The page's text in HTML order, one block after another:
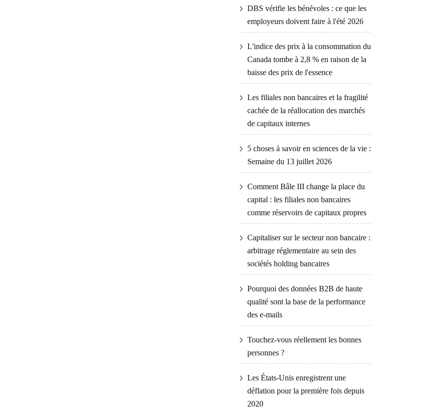
DBS vérifie les bénévoles : ce que les
employeurs doivent faire à l'été 2026
L'indice des prix à la consommation du
Canada tombe à 2,8 % en raison de la
baisse des prix de l'essence
Les filiales non bancaires et la fragilité
cachée de la réallocation des marchés
de capitaux internes
5 choses à savoir en sciences de la vie :
Semaine du 13 juillet 2026
Comment Bâle III change la place du
capital : les filiales non bancaires
comme réservoirs de capitaux propres
Capitaliser sur le secteur non bancaire :
arbitrage réglementaire au sein des
sociétés holding bancaires
Pourquoi des données B2B de haute
qualité sont la base de la performance
des e-mails
Touchez-vous réellement les bonnes
personnes ?
Les États-Unis enregistrent une
déflation pour la première fois depuis
2020